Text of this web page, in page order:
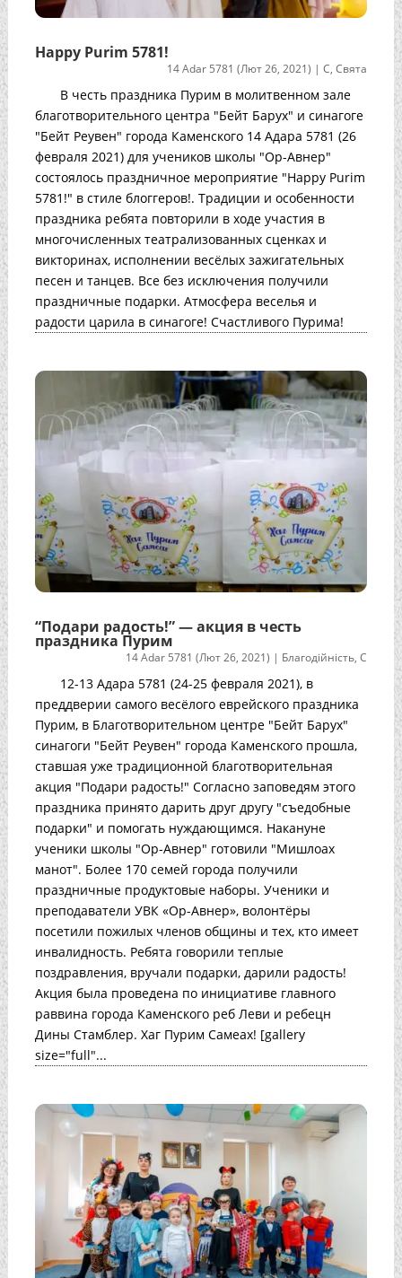
Happy Purim 5781!
14 Adar 5781 (Лют 26, 2021) |С,Свята
В честь праздника Пурим в молитвенном зале
благотворительного центра "Бейт Барух" и синагоге
"Бейт Реувен" города Каменского 14 Адара 5781 (26
февраля 2021) для учеников школы "Ор-Авнер"
состоялось праздничное мероприятие "Happy Purim
5781!" в стиле блоггеров!. Традиции и особенности
праздника ребята повторили в ходе участия в
многочисленных театрализованных сценках и
викторинах, исполнении весёлых зажигательных
песен и танцев. Все без исключения получили
праздничные подарки. Атмосфера веселья и
радости царила в синагоге! Счастливого Пурима!
“Подари радость!” — акция в честь
праздника Пурим
14 Adar 5781 (Лют 26, 2021) | Благодійність,С
12-13 Адара 5781 (24-25 февраля 2021), в
преддверии самого весёлого еврейского праздника
Пурим, в Благотворительном центре "Бейт Барух"
синагоги "Бейт Реувен" города Каменского прошла,
ставшая уже традиционной благотворительная
акция "Подари радость!" Согласно заповедям этого
праздника принято дарить друг другу "съедобные
подарки" и помогать нуждающимся. Накануне
ученики школы "Ор-Авнер" готовили "Мишлоах
манот". Более 170 семей города получили
праздничные продуктовые наборы. Ученики и
преподаватели УВК «Ор-Авнер», волонтёры
посетили пожилых членов общины и тех, кто имеет
инвалидность. Ребята говорили теплые
поздравления, вручали подарки, дарили радость!
Акция была проведена по инициативе главного
раввина города Каменского реб Леви и ребецн
Дины Стамблер. Хаг Пурим Самеах! [gallery
size="full"...